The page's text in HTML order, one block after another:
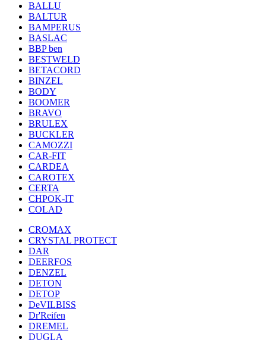
BALLU
BALTUR
BAMPERUS
BASLAC
BBP ben
BESTWELD
BETACORD
BINZEL
BODY
BOOMER
BRAVO
BRULEX
BUCKLER
CAMOZZI
CAR-FIT
CARDEA
CAROTEX
CERTA
CHPOK-IT
COLAD
CROMAX
CRYSTAL PROTECT
DAR
DEERFOS
DENZEL
DETON
DETOP
DeVILBISS
Dr'Reifen
DREMEL
DUGLA